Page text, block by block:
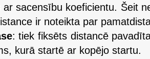
ar sacensību koeficientu. Šeit
ir noteikta par
:tiek fiksēts distancē
kurā startē ar kopējo startu.